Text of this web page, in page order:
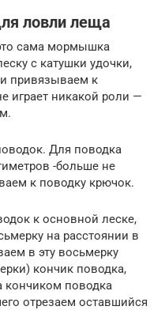
ловли леща
сама мормышка
с катушки удочки,
привязываем к
играет никакой роли —
Для поводка
-больше не
к поводку крючок.
к основной леске,
на расстоянии в
в эту восьмерку
кончик поводка,
кончиком поводка
отрезаем оставшийся